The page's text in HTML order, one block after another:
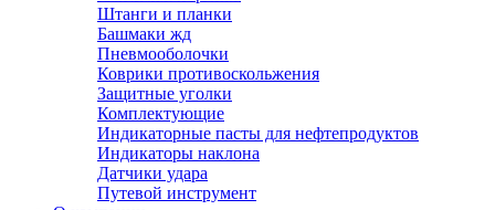
Штанги и планки
Башмаки жд
Пневмооболочки
Коврики противоскольжения
Защитные уголки
Комплектующие
Индикаторные пасты для нефтепродуктов
Индикаторы наклона
Датчики удара
Путевой инструмент